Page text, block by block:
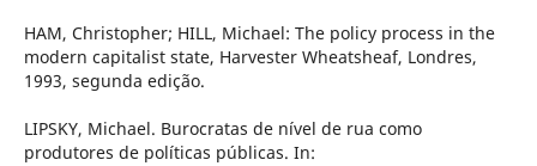
HAM, Christopher; HILL, Michael: The policy process in the
modern capitalist state, Harvester Wheatsheaf, Londres,
1993, segunda edição.
LIPSKY, Michael. Burocratas de nível de rua como
produtores de políticas públicas. In: